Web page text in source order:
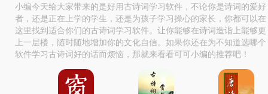
小编今天给大家带来的是好用古诗词学习软件，不论你是诗词的爱好
者，还是正在上学的学生，还是为孩子学习操心的家长，你都可以在
这里找到适合你们的古诗词学习软件。让你能够在诗词造诣上能够更
上一层楼，随时随地增加你的文化自信。如果你还在为不知道选哪个
软件学习古诗词好的话而烦恼，那就来看看可可小编的推荐吧！